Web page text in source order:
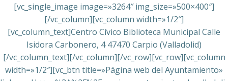
[vc_single_image image=»3264″ img_size=»500×400″]
[/vc_column][vc_column width=»1/2″]
[vc_column_text]Centro Cívico Biblioteca Municipal Calle
Isidora Carbonero, 4 47470 Carpio (Valladolid)
[/vc_column_text][/vc_column][/vc_row][vc_row][vc_column
width=»1/2″][vc_btn title=»Página web del Ayuntamiento»